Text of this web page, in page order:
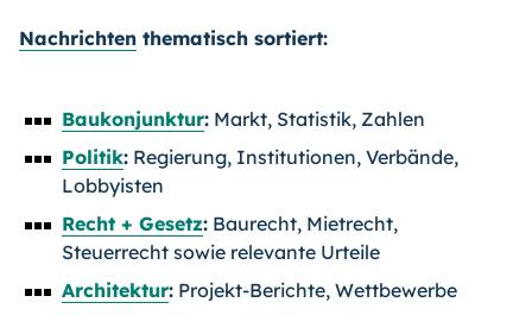
Nachrichten thematisch sortiert:
Baukonjunktur: Markt, Statistik, Zahlen
Politik: Regierung, Institutionen, Verbände,
Lobbyisten
Recht + Gesetz: Baurecht, Mietrecht,
Steuerrecht sowie relevante Urteile
Architektur: Projekt-Berichte, Wettbewerbe